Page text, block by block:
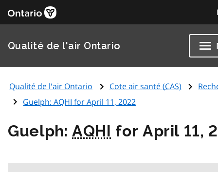
Qualité de l'air Ontario
Qualité de l'air Ontario Cote air santé (CAS)
Guelph:AQHI for April 11, 2022
Guelph:AQHI for April 11,